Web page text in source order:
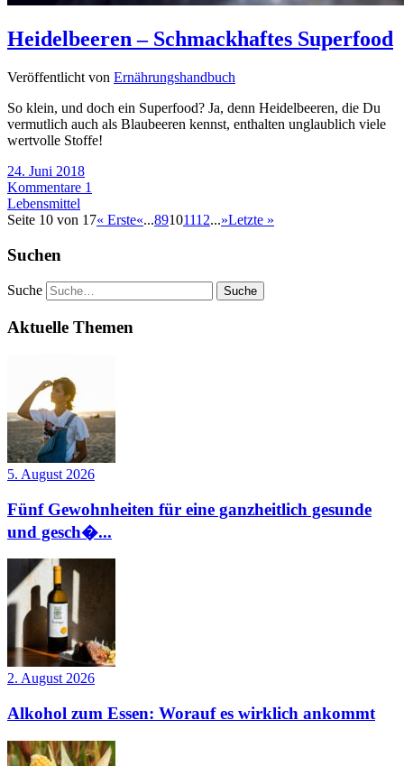
Heidelbeeren – Schmackhaftes Superfood
Veröffentlicht von Ernährungshandbuch
So klein, und doch ein Superfood? Ja, denn Heidelbeeren, die Du
vermutlich auch als Blaubeeren kennst, enthalten unglaublich viele
wertvolle Stoffe!
24. Juni 2018
Kommentare 1
Lebensmittel
Seite 10 von 17« Erste«...89101112...»Letzte »
Suchen
Suche
Aktuelle Themen
5. August 2026
Fünf Gewohnheiten für eine ganzheitlich gesunde
und gesch�...
2. August 2026
Alkohol zum Essen: Worauf es wirklich ankommt